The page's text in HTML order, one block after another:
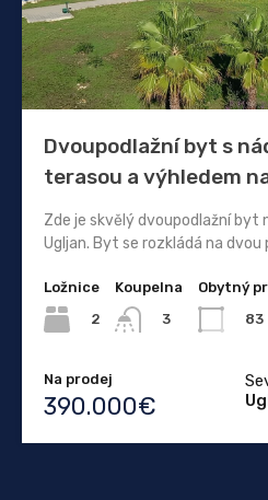
Dvoupodlažní byt s
terasou a výhledem
Zde je skvělý dvoupodlažní byt
Ugljan. Byt se rozkládá na
Ložnice
2
Koupelna
3
Obytný
83
Na prodej
390.000€